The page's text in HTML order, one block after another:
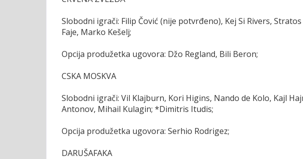
Slobodni igrači: Filip Čović (nije potvrđeno), Kej Si Rivers,
Faje, Marko Kešelj;
Opcija produžetka ugovora: Džo Regland, Bili Beron;
CSKA MOSKVA
Slobodni igrači: Vil Klajburn, Kori Higins, Nando de Kolo, Kajl
Antonov, Mihail Kulagin; *Dimitris Itudis;
Opcija produžetka ugovora: Serhio Rodrigez;
DARUŠAFAKA